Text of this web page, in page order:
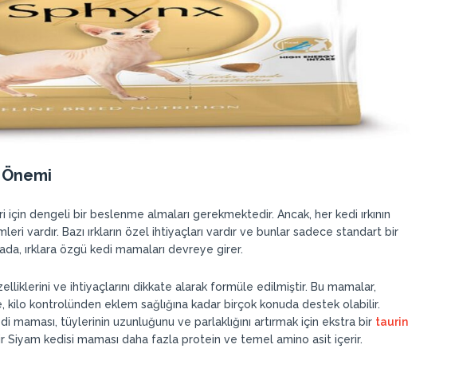
için dengeli bir beslenme almaları gerekmektedir. Ancak, her kedi ırkının
vardır. Bazı ırkların özel ihtiyaçları vardır ve bunlar sadece standart bir
ırklara özgü kedi mamaları devreye girer.
ve ihtiyaçlarını dikkate alarak formüle edilmiştir. Bu mamalar,
kilo kontrolünden eklem sağlığına kadar birçok konuda destek olabilir.
tüylerinin uzunluğunu ve parlaklığını artırmak için ekstra bir taurin
Siyam kedisi maması daha fazla protein ve temel amino asit içerir.